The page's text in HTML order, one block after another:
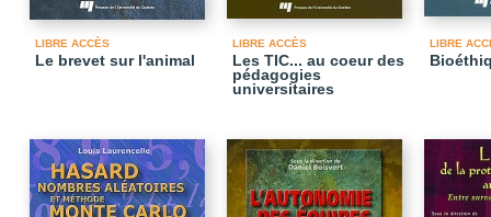
LIBRE ACCÈS
Le brevet sur l'animal
LIBRE ACCÈS
Les TIC... au coeur des
pédagogies
universitaires
LIBRE